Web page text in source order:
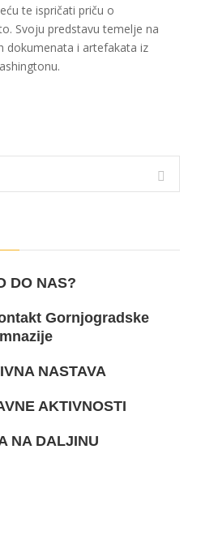
te ispričati priču o
Svoju predstavu temelje na
dokumenata i artefakata iz
DO NAS?
Gornjogradske
NASTAVA
AKTIVNOSTI
NA DALJINU